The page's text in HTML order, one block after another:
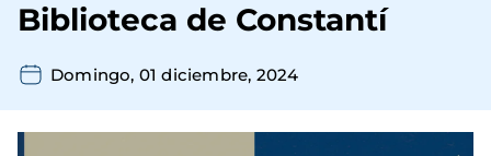
Biblioteca de Constantí
Domingo, 01 diciembre, 2024